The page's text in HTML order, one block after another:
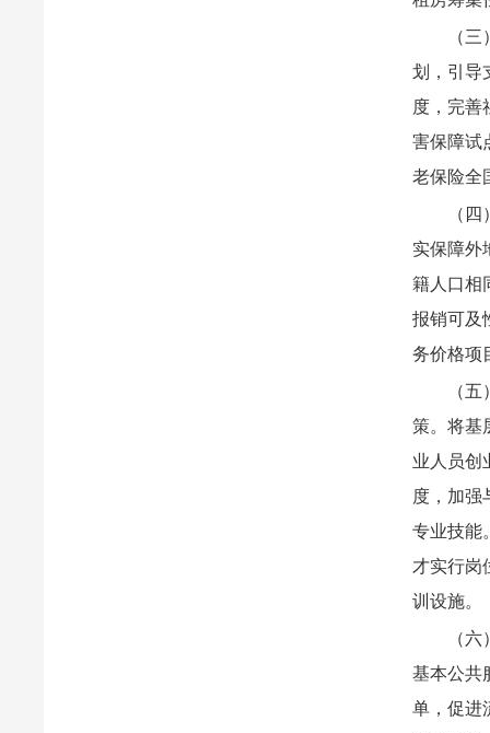
（
划，引导
度，完善
害保障试
老保险全
（
实保障外
籍人口相
报销可及
务价格项
（
策。将基
业人员创
度，加强
专业技能
才实行岗
训设施。
（
基本公共
单，促进